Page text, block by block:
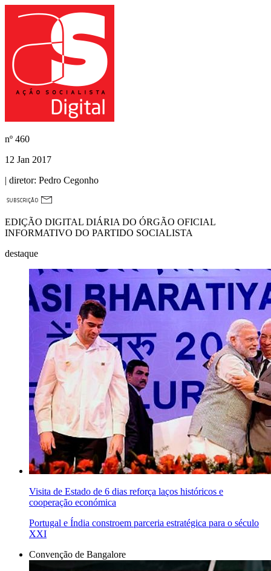
nº 460
12 Jan 2017
| diretor: Pedro Cegonho
EDIÇÃO DIGITAL DIÁRIA DO ÓRGÃO OFICIAL
INFORMATIVO DO PARTIDO SOCIALISTA
destaque
Visita de Estado de 6 dias reforça laços históricos e
cooperação económica
Portugal e Índia constroem parceria estratégica para o século
XXI
Convenção de Bangalore